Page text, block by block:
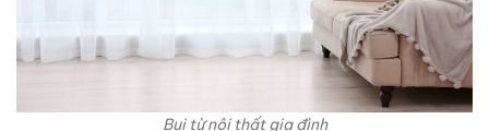
Bụi từ nội thất gia đình